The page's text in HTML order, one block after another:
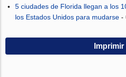
5 ciudades de Florida llegan a los
los Estados Unidos para mudarse -
Imprimir